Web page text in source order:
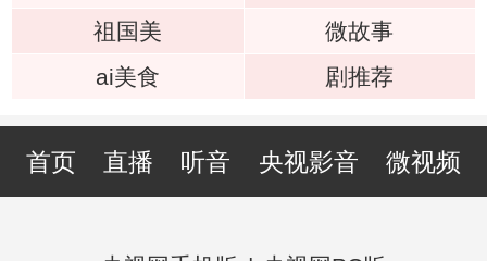
祖国美
微故事
ai美食
剧推荐
首页 直播 听音 央视影音 微视频